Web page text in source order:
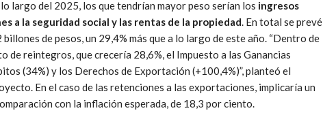
largo del 2025, los que tendrían mayor peso serían los ingresos
a la seguridad social y las rentas de la propiedad. En total se prevé
de pesos, un 29,4% más que a lo largo de este año. “Dentro de
de reintegros, que crecería 28,6%, el Impuesto a las Ganancias
(34%) y los Derechos de Exportación (+100,4%)”, planteó el
En el caso de las retenciones a las exportaciones, implicaría un
con la inflación esperada, de 18,3 por ciento.